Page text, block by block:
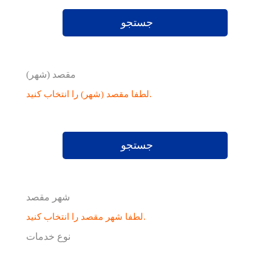
جستجو
مقصد (شهر)
لطفا مقصد (شهر) را انتخاب کنید.
جستجو
شهر مقصد
لطفا شهر مقصد را انتخاب کنید.
نوع خدمات